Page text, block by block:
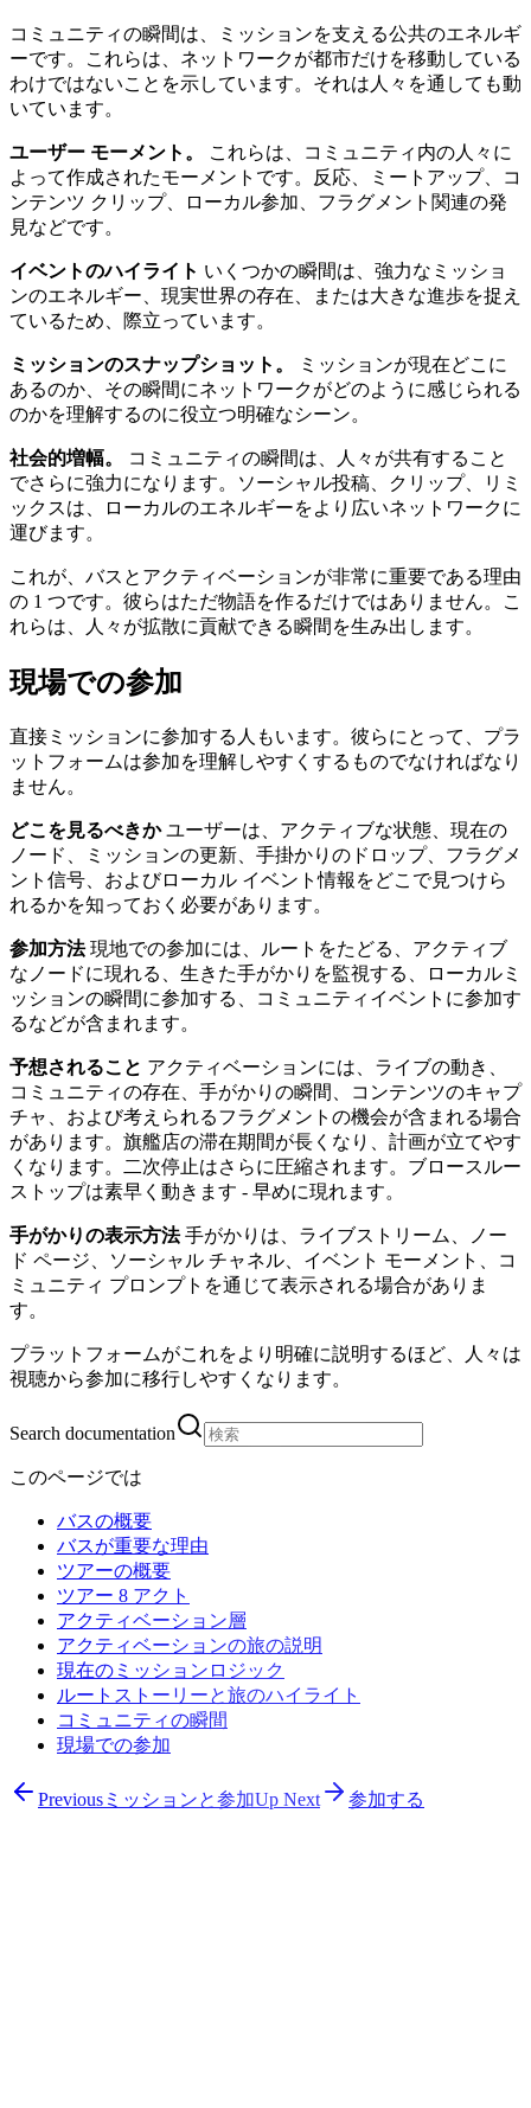
コミュニティの瞬間は、ミッションを支える公共のエネルギ
ーです。これらは、ネットワークが都市だけを移動している
わけではないことを示しています。それは人々を通しても動
いています。
ユーザー モーメント。
これらは、コミュニティ内の人々に
よって作成されたモーメントです。反応、ミートアップ、コ
ンテンツ クリップ、ローカル参加、フラグメント関連の発
見などです。
イベントのハイライト いくつかの瞬間は、強力なミッショ
ンのエネルギー、現実世界の存在、または大きな進歩を捉え
ているため、際立っています。
ミッションのスナップショット。
ミッションが現在どこに
あるのか、その瞬間にネットワークがどのように感じられる
のかを理解するのに役立つ明確なシーン。
社会的増幅。
コミュニティの瞬間は、人々が共有すること
でさらに強力になります。ソーシャル投稿、クリップ、リミ
ックスは、ローカルのエネルギーをより広いネットワークに
運びます。
これが、バスとアクティベーションが非常に重要である理由
の 1 つです。彼らはただ物語を作るだけではありません。こ
れらは、人々が拡散に貢献できる瞬間を生み出します。
現場での参加
直接ミッションに参加する人もいます。彼らにとって、プラ
ットフォームは参加を理解しやすくするものでなければなり
ません。
どこを見るべきかユーザーは、アクティブな状態、現在の
ノード、ミッションの更新、手掛かりのドロップ、フラグメ
ント信号、およびローカル イベント情報をどこで見つけら
れるかを知っておく必要があります。
参加方法現地での参加には、ルートをたどる、アクティブ
なノードに現れる、生きた手がかりを監視する、ローカルミ
ッションの瞬間に参加する、コミュニティイベントに参加す
るなどが含まれます。
予想されること アクティベーションには、ライブの動き、
コミュニティの存在、手がかりの瞬間、コンテンツのキャプ
チャ、および考えられるフラグメントの機会が含まれる場合
があります。旗艦店の滞在期間が長くなり、計画が立てやす
くなります。二次停止はさらに圧縮されます。ブロースルー
ストップは素早く動きます - 早めに現れます。
手がかりの表示方法手がかりは、ライブストリーム、ノー
ド ページ、ソーシャル チャネル、イベント モーメント、コ
ミュニティ プロンプトを通じて表示される場合がありま
す。
プラットフォームがこれをより明確に説明するほど、人々は
視聴から参加に移行しやすくなります。
Search documentation
このページでは
バスの概要
バスが重要な理由
ツアーの概要
ツアー 8 アクト
アクティベーション層
アクティベーションの旅の説明
現在のミッションロジック
ルートストーリーと旅のハイライト
コミュニティの瞬間
現場での参加
Previous ミッションと参加Up Next 参加する